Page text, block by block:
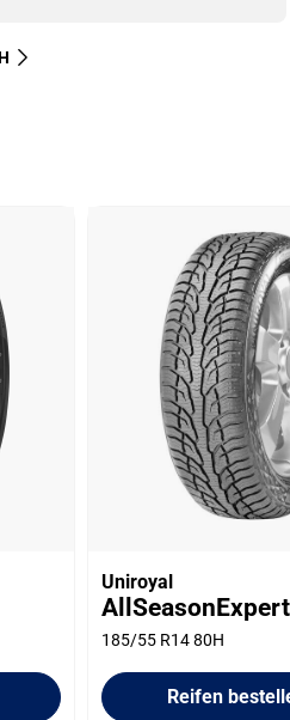
Uniroyal
185/55 R14 80H
Reifen